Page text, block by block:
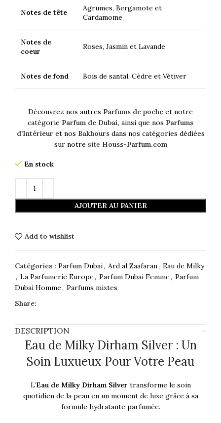
Notes de tête
Agrumes, Bergamote et
Cardamome
Notes de
coeur
Roses, Jasmin et Lavande
Notes de fond Bois de santal, Cèdre et Vétiver
Découvrez nos autres Parfums de poche et notre
catégorie Parfum de Dubai, ainsi que nos Parfums
d’Intérieur et nos Bakhours dans nos catégories dédiées
sur notre site Houss-Parfum.com
En stock
AJOUTER AU PANIER
Add to wishlist
Catégories : Parfum Dubai, Ard al Zaafaran, Eau de Milky
, La Parfumerie Europe, Parfum Dubai Femme, Parfum
Dubai Homme, Parfums mixtes
Share:
DESCRIPTION
Eau de Milky Dirham Silver : Un
Soin Luxueux Pour Votre Peau
L’Eau de Milky Dirham Silver transforme le soin
quotidien de la peau en un moment de luxe grâce à sa
formule hydratante parfumée.